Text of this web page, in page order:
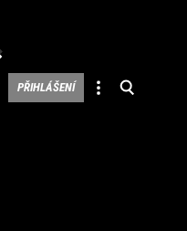
PŘIHLÁŠENÍ